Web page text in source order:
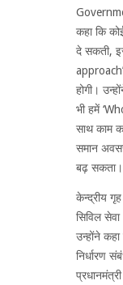
कहा कि
दे सकती,
होगी।
भी हमें
साथ काम
समान
बढ़ सकता।
केन्द्रीय
सिविल
उन्होंने
निर्धारण
प्रधानमंत्री